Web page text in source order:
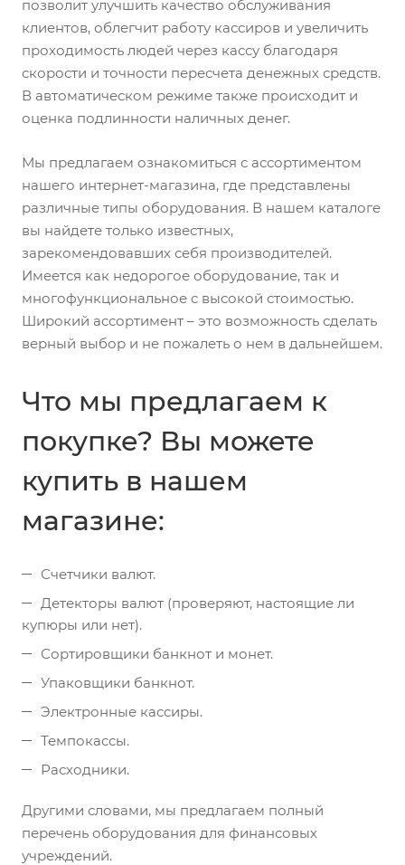
позволит улучшить качество обслуживания
клиентов, облегчит работу кассиров и увеличить
проходимость людей через кассу благодаря
скорости и точности пересчета денежных средств.
В автоматическом режиме также происходит и
оценка подлинности наличных денег.
Мы предлагаем ознакомиться с ассортиментом
нашего интернет-магазина, где представлены
различные типы оборудования. В нашем каталоге
вы найдете только известных,
зарекомендовавших себя производителей.
Имеется как недорогое оборудование, так и
многофункциональное с высокой стоимостью.
Широкий ассортимент – это возможность сделать
верный выбор и не пожалеть о нем в дальнейшем.
Что мы предлагаем к
покупке? Вы можете
купить в нашем
магазине:
Счетчики валют.
Детекторы валют (проверяют, настоящие ли
купюры или нет).
Сортировщики банкнот и монет.
Упаковщики банкнот.
Электронные кассиры.
Темпокассы.
Расходники.
Другими словами, мы предлагаем полный
перечень оборудования для финансовых
учреждений.